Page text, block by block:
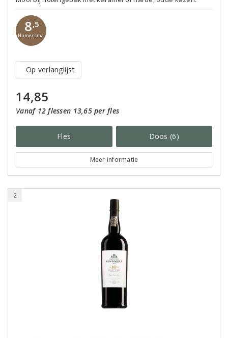
8,5
Hamersma
Op verlanglijst
14,85
Vanaf 12 flessen 13,65 per fles
Fles Doos (6)
Meer informatie
2